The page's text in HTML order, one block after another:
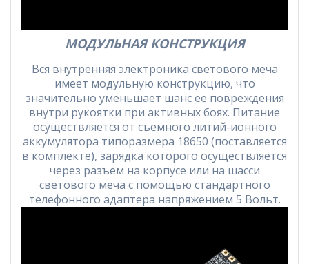
МОДУЛЬНАЯ КОНСТРУКЦИЯ
Вся внутренняя электроника светового меча
имеет модульную конструкцию, что
значительно уменьшает шанс ее повреждения
внутри рукоятки при активных боях. Питание
осуществляется от съемного литий-ионного
аккумулятора типоразмера 18650 (поставляется
в комплекте), зарядка которого осуществляется
через разъем на корпусе или на шасси
светового меча с помощью стандартного
телефонного адаптера напряжением 5 Вольт.